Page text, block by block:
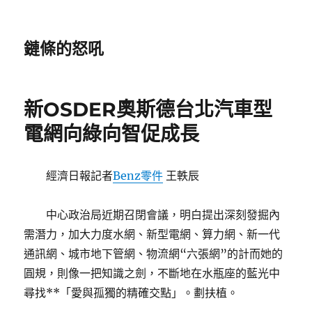
鏈條的怒吼
新OSDER奧斯德台北汽車型
電網向綠向智促成長
經濟日報記者Benz零件 王軼辰
中心政治局近期召閉會議，明白提出深刻發掘內
需潛力，加大力度水網、新型電網、算力網、新一代
通訊網、城市地下管網、物流網“六張網”的計而她的
圓規，則像一把知識之劍，不斷地在水瓶座的藍光中
尋找**「愛與孤獨的精確交點」。劃扶植。